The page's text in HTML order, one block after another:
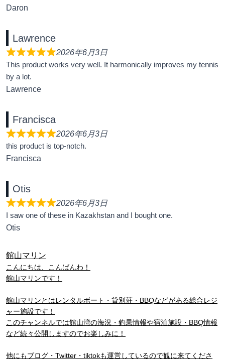
Daron
Lawrence
2026年6月3日
This product works very well. It harmonically improves my tennis
by a lot.
Lawrence
Francisca
2026年6月3日
this product is top-notch.
Francisca
Otis
2026年6月3日
I saw one of these in Kazakhstan and I bought one.
Otis
館山マリン
こんにちは、こんばんわ！
館山マリンです！
館山マリンとはレンタルボート・貸別荘・BBQなどがある総合レジ
ャー施設です！
このチャンネルでは館山湾の海況・釣果情報や宿泊施設・BBQ情報
など続々公開しますのでお楽しみに！
他にもブログ・Twitter・tiktokも運営しているので観に来てくださ